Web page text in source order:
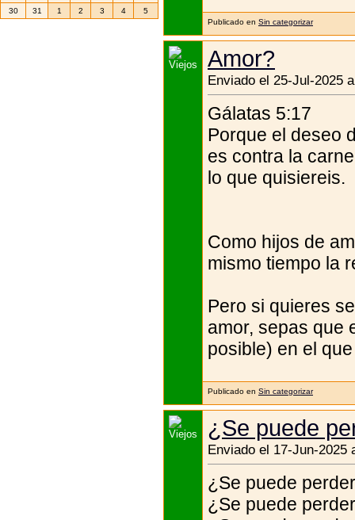
Publicado en Sin categorizar
Amor?
Enviado el 25-Jul-2025
Gálatas 5:17
Porque el deseo
es contra la
lo que quisiereis.
Como hijos de
mismo tiempo la
Pero si quieres
amor, sepas que
posible) en el
Publicado en Sin categorizar
¿Se puede
Enviado el 17-Jun-
¿Se puede
¿Se puede
30
31 1 2 3 4 5